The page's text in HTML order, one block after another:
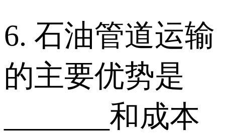
6. 石油管道运输
的主要优势是
_______和成本